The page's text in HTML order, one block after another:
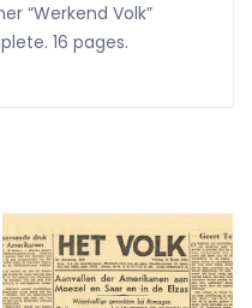
“Werkend Volk”
16 pages.